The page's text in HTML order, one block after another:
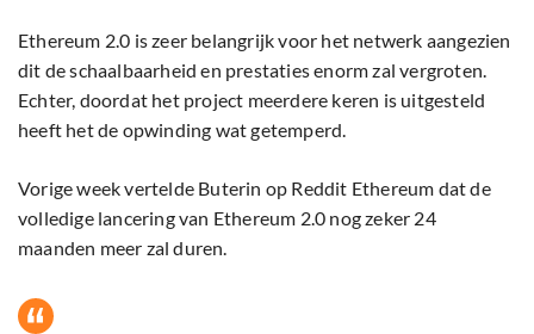
Ethereum 2.0 is zeer belangrijk voor het netwerk aangezien
dit de schaalbaarheid en prestaties enorm zal vergroten.
Echter, doordat het project meerdere keren is uitgesteld
heeft het de opwinding wat getemperd.
Vorige week vertelde Buterin op Reddit Ethereum dat de
volledige lancering van Ethereum 2.0 nog zeker 24
maanden meer zal duren.